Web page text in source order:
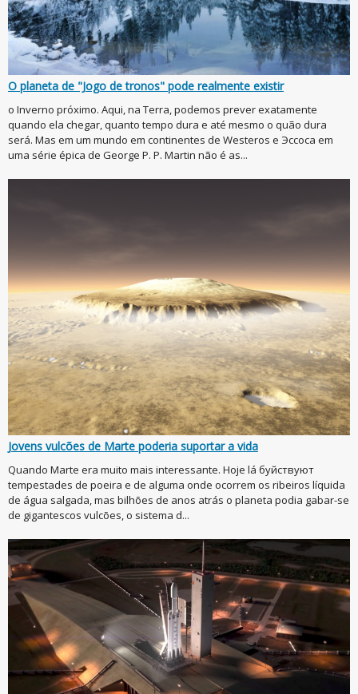
O planeta de "Jogo de tronos" pode realmente existir
o Inverno próximo. Aqui, na Terra, podemos prever exatamente
quando ela chegar, quanto tempo dura e até mesmo o quão dura
será. Mas em um mundo em continentes de Westeros e Эссоса em
uma série épica de George Р. Р. Martin não é as...
Jovens vulcões de Marte poderia suportar a vida
Quando Marte era muito mais interessante. Hoje lá буйствуют
tempestades de poeira e de alguma onde ocorrem os ribeiros líquida
de água salgada, mas bilhões de anos atrás o planeta podia gabar-se
de gigantescos vulcões, o sistema d...